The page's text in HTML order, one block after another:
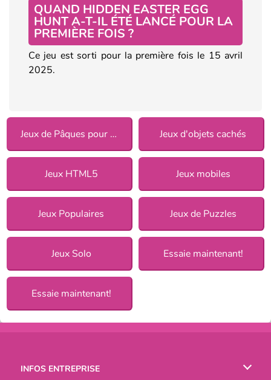
QUAND HIDDEN EASTER EGG
HUNT A-T-IL ÉTÉ LANCÉ POUR LA
PREMIÈRE FOIS ?
Ce jeu est sorti pour la première fois le 15 avril
2025.
Jeux de Pâques pour filles Jeux d'objets cachés
Jeux HTML5 Jeux mobiles
Jeux Populaires Jeux de Puzzles
Jeux Solo Essaie maintenant!
Essaie maintenant!
INFOS ENTREPRISE